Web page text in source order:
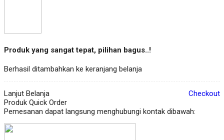
Produk yang sangat tepat, pilihan bagus..!
Berhasil ditambahkan ke keranjang belanja
Lanjut Belanja
Checkout
Produk Quick Order
Pemesanan dapat langsung menghubungi kontak dibawah: